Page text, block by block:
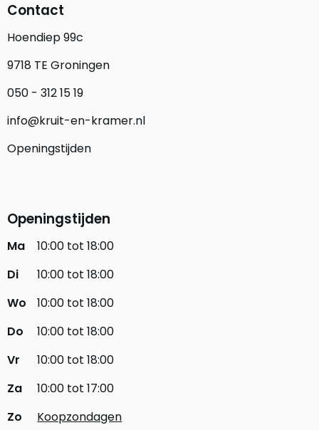
Contact
Hoendiep 99c
9718 TE Groningen
050 - 312 15 19
info@kruit-en-kramer.nl
Openingstijden
Openingstijden
Ma
10:00 tot 18:00
Di
10:00 tot 18:00
Wo
10:00 tot 18:00
Do
10:00 tot 18:00
Vr
10:00 tot 18:00
Za
10:00 tot 17:00
Zo
Koopzondagen